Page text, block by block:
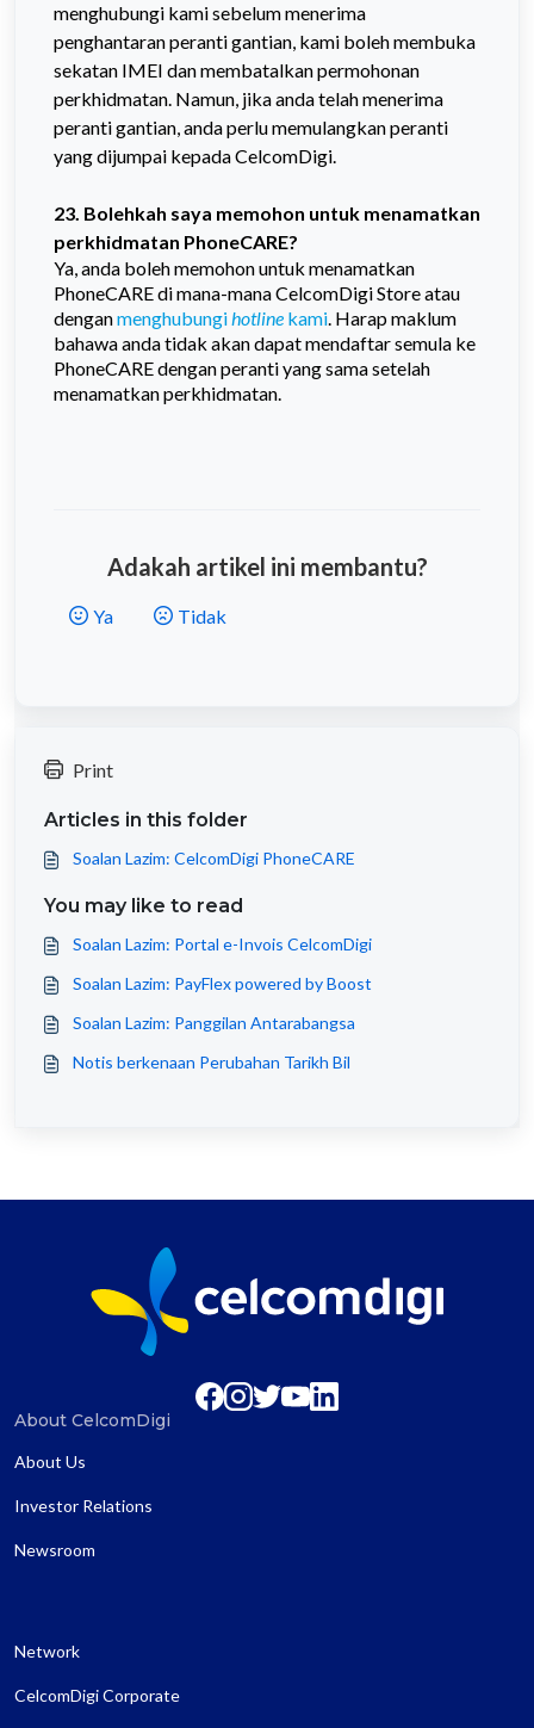
menghubungi kami sebelum menerima
penghantaran peranti gantian, kami boleh membuka
sekatan IMEI dan membatalkan permohonan
perkhidmatan. Namun, jika anda telah menerima
peranti gantian, anda perlu memulangkan peranti
yang dijumpai kepada CelcomDigi.
23. Bolehkah saya memohon untuk menamatkan
perkhidmatan PhoneCARE?
Ya, anda boleh memohon untuk menamatkan
PhoneCARE di mana-mana CelcomDigi Store atau
denganmenghubungihotline kami. Harap maklum
bahawa anda tidak akan dapat mendaftar semula ke
PhoneCARE dengan peranti yang sama setelah
menamatkan perkhidmatan.
Adakah artikel ini membantu?
Tidak
Ya
Print
Articles in this folder
Soalan Lazim: CelcomDigi PhoneCARE
You may like to read
Soalan Lazim: Portal e-Invois CelcomDigi
Soalan Lazim: PayFlex powered by Boost
Soalan Lazim: Panggilan Antarabangsa
Notis berkenaan Perubahan Tarikh Bil
About CelcomDigi
About Us
Investor Relations
Newsroom
Network
CelcomDigi Corporate